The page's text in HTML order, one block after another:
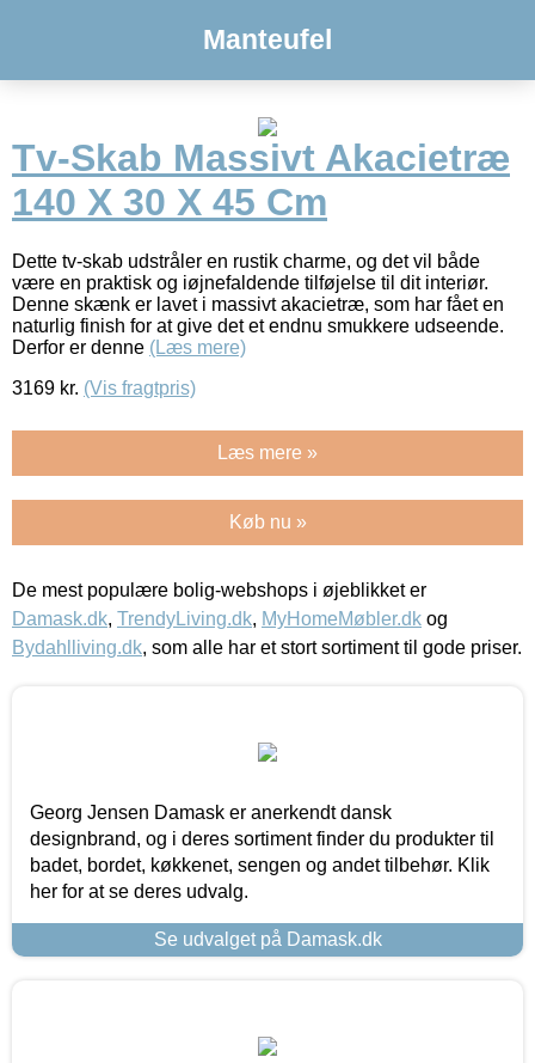
Manteufel
Tv-Skab Massivt Akacietræ
140 X 30 X 45 Cm
Dette tv-skab udstråler en rustik charme, og det vil både
være en praktisk og iøjnefaldende tilføjelse til dit interiør.
Denne skænk er lavet i massivt akacietræ, som har fået en
naturlig finish for at give det et endnu smukkere udseende.
Derfor er denne (Læs mere)
3169 kr. (Vis fragtpris)
Læs mere »
Køb nu »
De mest populære bolig-webshops i øjeblikket er
Damask.dk, TrendyLiving.dk, MyHomeMøbler.dk og
Bydahlliving.dk, som alle har et stort sortiment til gode priser.
Georg Jensen Damask er anerkendt dansk
designbrand, og i deres sortiment finder du produkter til
badet, bordet, køkkenet, sengen og andet tilbehør. Klik
her for at se deres udvalg.
Se udvalget på Damask.dk